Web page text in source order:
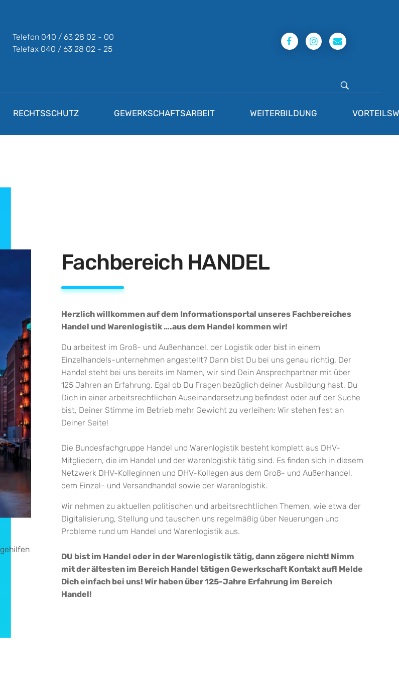
Telefon 040 / 63 28 02 - 00
Telefax 040 / 63 28 02 - 25
RECHTSSCHUTZ GEWERKSCHAFTSARBEIT WEITERBILDUNG
Fachbereich HANDEL
Herzlich willkommen auf dem Informationsportal unseres Fachbereiches
Handel und Warenlogistik ….aus dem Handel kommen wir!
Du arbeitest im Groß- und Außenhandel, der Logistik oder bist in einem
Einzelhandels-unternehmen angestellt? Dann bist Du bei uns genau richtig. Der
Handel steht bei uns bereits im Namen, wir sind Dein Ansprechpartner mit über
125 Jahren an Erfahrung. Egal ob Du Fragen bezüglich deiner Ausbildung hast, Du
Dich in einer arbeitsrechtlichen Auseinandersetzung befindest oder auf der Suche
bist, Deiner Stimme im Betrieb mehr Gewicht zu verleihen: Wir stehen fest an
Deiner Seite!
Die Bundesfachgruppe Handel und Warenlogistik besteht komplett aus DHV-
Mitgliedern, die im Handel und der Warenlogistik tätig sind. Es finden sich in diesem
Netzwerk DHV-Kolleginnen und DHV-Kollegen aus dem Groß- und Außenhandel,
dem Einzel- und Versandhandel sowie der Warenlogistik.
Wir nehmen zu aktuellen politischen und arbeitsrechtlichen Themen, wie etwa der
Digitalisierung, Stellung und tauschen uns regelmäßig über Neuerungen und
Probleme rund um Handel und Warenlogistik aus.
DU bist im Handel oder in der Warenlogistik tätig, dann zögere nicht! Nimm
mit der ältesten im Bereich Handel tätigen Gewerkschaft Kontakt auf! Melde
Dich einfach bei uns! Wir haben über 125-Jahre Erfahrung im Bereich
Handel!